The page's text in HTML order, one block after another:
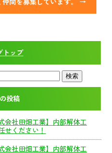
トップ
投稿
会社田畑工業】内部解体工
せください！
会社田畑工業】内部解体工